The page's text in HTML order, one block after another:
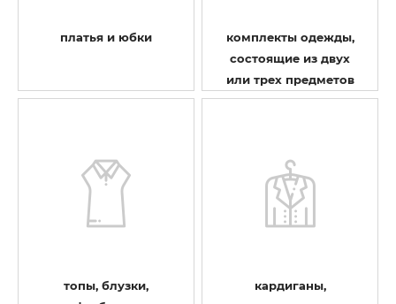
платья и юбки
комплекты одежды,
состоящие из двух
или трех предметов
топы, блузки,
кардиганы,